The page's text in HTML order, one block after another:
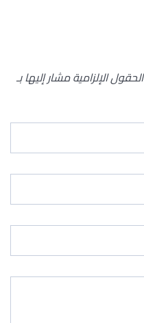
الحقول الإلزامية مشار إليها بـ